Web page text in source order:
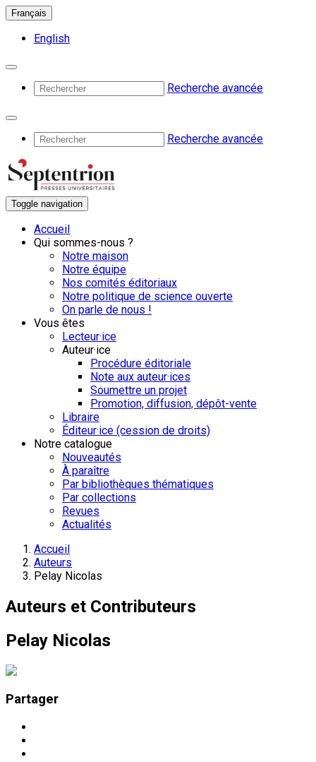
Français
English
Recherche avancée
Recherche avancée
Toggle navigation
Accueil
Qui sommes-nous ?
Notre maison
Notre équipe
Nos comités éditoriaux
Notre politique de science ouverte
On parle de nous !
Vous êtes
Lecteur·ice
Auteur·ice
Procédure éditoriale
Note aux auteur·ices
Soumettre un projet
Promotion, diffusion, dépôt-vente
Libraire
Éditeur·ice (cession de droits)
Notre catalogue
Nouveautés
À paraître
Par bibliothèques thématiques
Par collections
Revues
Actualités
Accueil
Auteurs
Pelay Nicolas
Auteurs et Contributeurs
Pelay Nicolas
Partager